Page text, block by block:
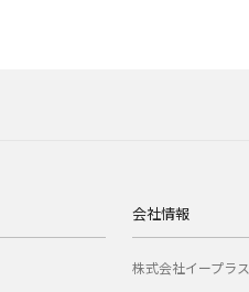
会社情報
株式会社イープラス